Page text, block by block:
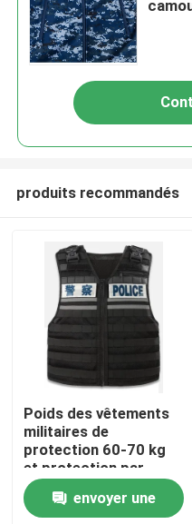
À la maison
Produits
Vidéos
produits recommandés
Poids des vêtements
militaires de
protection 60-70 kg
et protection par
injection pour
taille/hauteur/poids/zone
envoyer une